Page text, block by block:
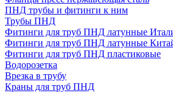
ПНД трубы и фитинги к ним
Трубы ПНД
Фитинги для труб ПНД латунные
Фитинги для труб ПНД латунные
Фитинги для труб ПНД пластиковые
Водорозетка
Врезка в трубу
Краны для труб ПНД